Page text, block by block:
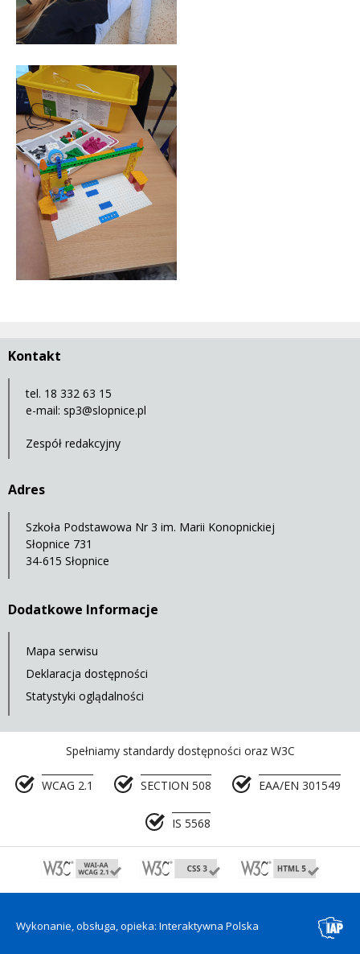
Kontakt
tel. 18 332 63 15
e-mail: sp3@slopnice.pl
Zespół redakcyjny
Adres
Szkoła Podstawowa Nr 3 im. Marii Konopnickiej
Słopnice 731
34-615 Słopnice
Dodatkowe Informacje
Mapa serwisu
Deklaracja dostępności
Statystyki oglądalności
Spełniamy standardy dostępności oraz W3C
WCAG 2.1 SECTION 508 EAA/EN 301549
IS 5568
Wykonanie, obsługa, opieka: Interaktywna Polska